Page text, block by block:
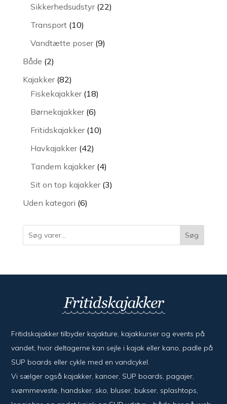
varer
Sikkerhedsudstyr 2222
Transport 1010
varer
Vandtætte poser 99
Både 22
varer
Kajakker 8282
varer
Fiskekajakker 1818
Børnekajakker 66
varer
Fritidskajakker 1010
Havkajakker 4242
varer
Tandem kajakker 44
varer
Sit on top kajakker 33
Uden kategori 66
Søg
Fritidskajakker tilbyder kajak­ture, kajak­kurser og events på
vandet, hvor del­ta­ger­ne kan sejle i kajak eller kano, padle på
SUP boards eller cykle med en vand­cykel.
Vi sælger også kajak­ker, kanoer, SUP boards, pagajer,
svømme­veste, hand­sker, sko, bluser, bukser, splash­tops,